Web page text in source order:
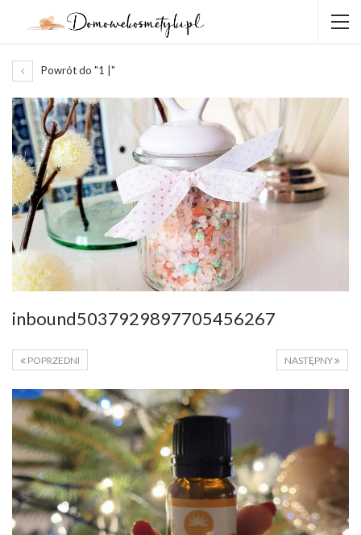
Powrót do "1 |"
inbound5037929897705456267
NASTĘPNY
POPRZEDNI